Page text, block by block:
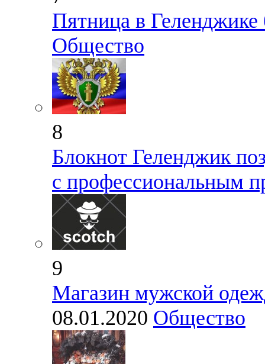
Пятница в Геленджике
Общество
8
Блокнот Геленджик
с профессиональным
9
Магазин мужской
08.01.2020 Общество